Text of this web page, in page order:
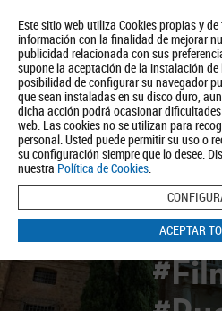
Este sitio web utiliza Cookies propias y
información con la finalidad de mejorar
publicidad relacionada con sus
supone la aceptación de la instalación
posibilidad de configurar su navegador
que sean instaladas en su disco duro,
dicha acción podrá ocasionar
web. Las cookies no se utilizan para
personal. Usted puede permitir su uso o
su configuración siempre que lo desee.
nuestra Política de Cookies.
ACEPTAR
Quiénes somos Turismo